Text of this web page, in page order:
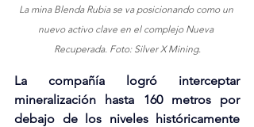
La mina Blenda Rubia se va posicionando como un
nuevo activo clave en el complejo Nueva
Recuperada. Foto: Silver X Mining.
La compañía logró interceptar
mineralización hasta 160 metros por
debajo de los niveles históricamente